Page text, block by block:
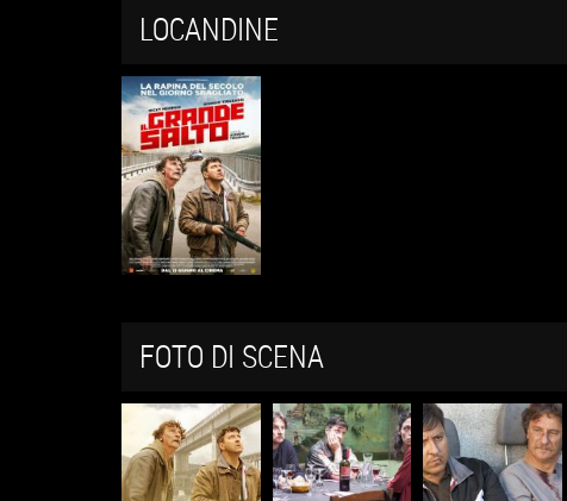
LOCANDINE
FOTO DI SCENA